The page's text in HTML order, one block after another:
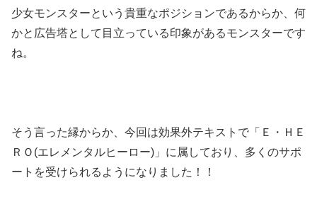
少女モンスターという貴重なポジションであるからか、何
かと広告塔として目立っている印象があるモンスターです
ね。
そう言った縁からか、今回は効果外テキストで「Ｅ・ＨＥ
ＲＯ(エレメンタルヒーロー)」に属しており、多くのサポ
ートを受けられるようになりました！！